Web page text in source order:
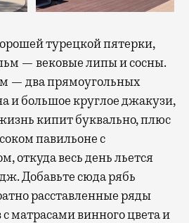
турецкой пятерки,
— вековые липы и сосны.
— два прямоугольных
и большое круглое джакузи,
кипит буквально, плюс
павильоне с
откуда весь день льется
Добавьте сюда рябь
расставленные ряды
матрасами винного цвета и